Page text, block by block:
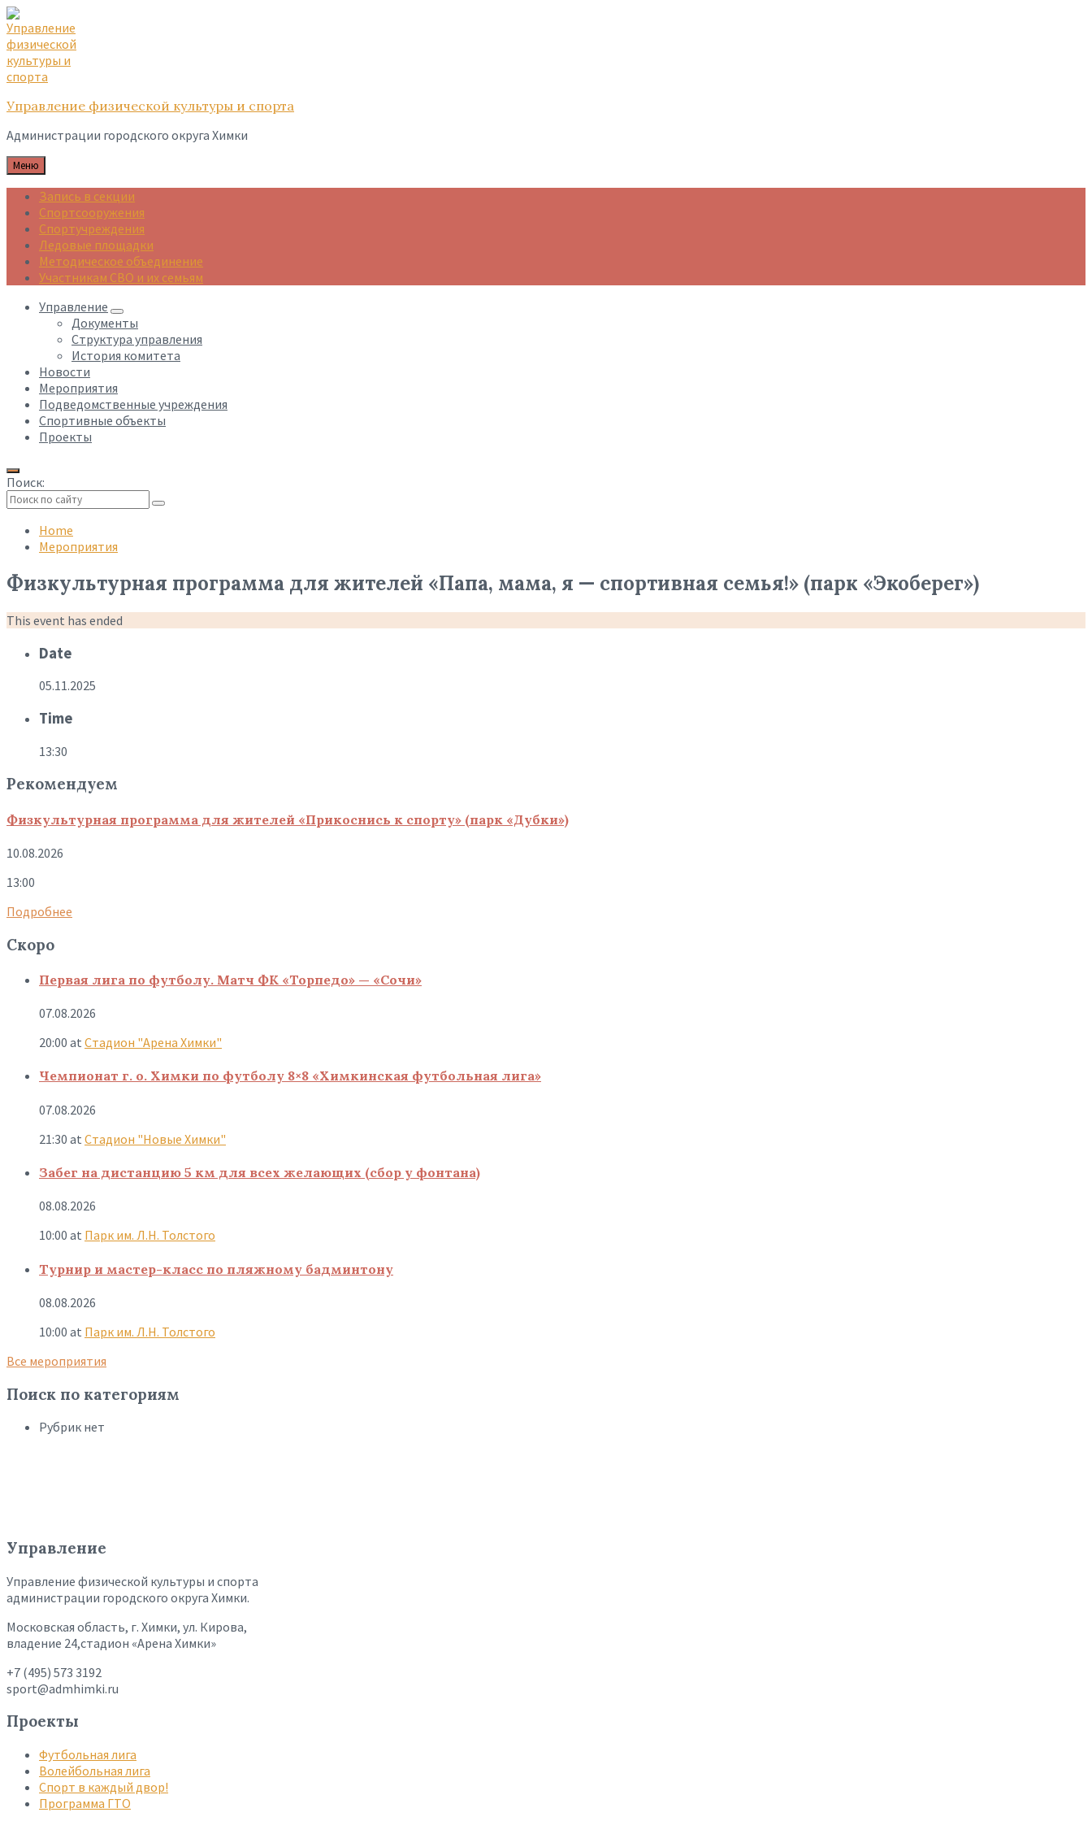
Skip
to
content
Skip
to
main
navigation
Skip
to
footer
Управление физической культуры и спорта
Администрации городского округа Химки
Меню
Запись в секции
Спортсооружения
Спортучреждения
Ледовые площадки
Методическое объединение
Участникам СВО и их семьям
Управление
Документы
Структура управления
История комитета
Новости
Мероприятия
Подведомственные учреждения
Спортивные объекты
Проекты
Поиск:
search
Home
Мероприятия
Физкультурная программа для жителей «Папа, мама, я — спортивная семья!» (парк «Экоберег»)
This event has ended
Date
05.11.2025
Time
13:30
Рекомендуем
Физкультурная программа для жителей «Прикоснись к спорту» (парк «Дубки»)
10.08.2026
13:00
Подробнее
Скоро
Первая лига по футболу. Матч ФК «Торпедо» — «Сочи»
07.08.2026
20:00 at Стадион "Арена Химки"
Чемпионат г. о. Химки по футболу 8×8 «Химкинская футбольная лига»
07.08.2026
21:30 at Стадион "Новые Химки"
Забег на дистанцию 5 км для всех желающих (сбор у фонтана)
08.08.2026
10:00 at Парк им. Л.Н. Толстого
Турнир и мастер-класс по пляжному бадминтону
08.08.2026
10:00 at Парк им. Л.Н. Толстого
Все мероприятия
Поиск по категориям
Рубрик нет
Управление
Управление физической культуры и спорта
администрации городского округа Химки.
Московская область, г. Химки, ул. Кирова,
владение 24,стадион «Арена Химки»
+7 (495) 573 3192
sport@admhimki.ru
Проекты
Футбольная лига
Волейбольная лига
Спорт в каждый двор!
Программа ГТО